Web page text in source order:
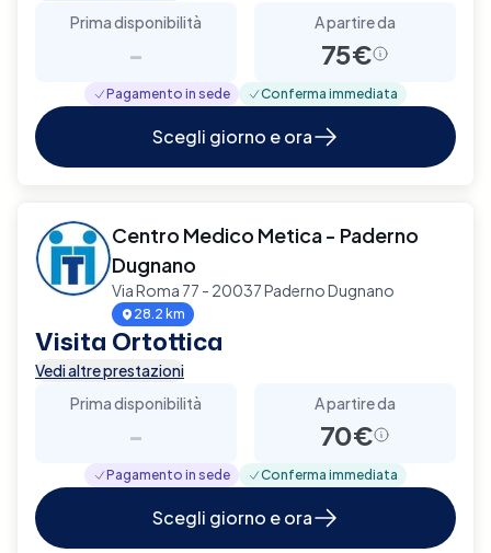
Prima disponibilità
-
A partire da
75€
Pagamento in sede Conferma immediata
Scegli giorno e ora
Centro Medico Metica - Paderno
Dugnano
Via Roma 77 - 20037 Paderno Dugnano
28.2 km
Visita Ortottica
Vedi altre prestazioni
Prima disponibilità
-
A partire da
70€
Pagamento in sede Conferma immediata
Scegli giorno e ora